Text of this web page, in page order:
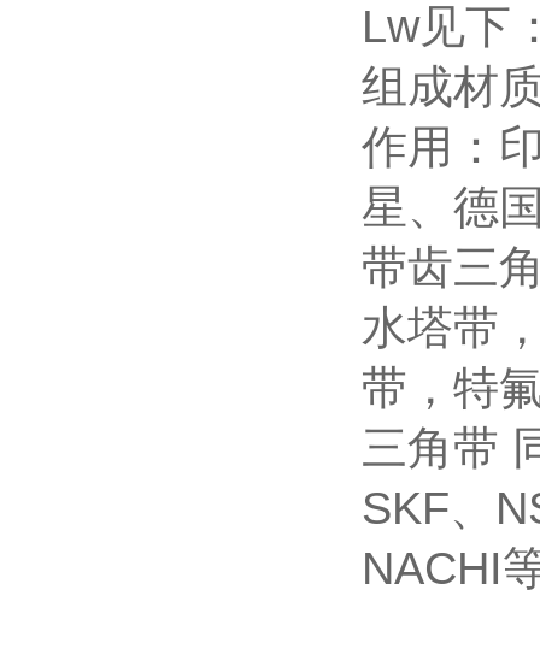
Lw见下
组成材
作用：
星、德
带齿三
水塔带
带，特
三角带
SKF、
NACHI